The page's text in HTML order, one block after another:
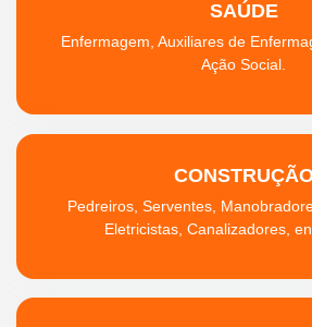
SAÚDE
Enfermagem, Auxiliares de
Ação Social.
Pedreiros, Serventes,
Eletricistas, Canalizadores,